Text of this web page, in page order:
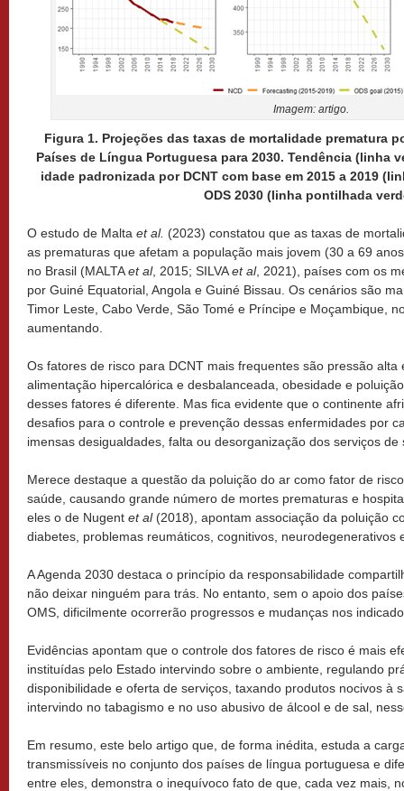
Imagem: artigo.
Figura 1. Projeções das taxas de mortalidade prematura
Países de Língua Portuguesa para 2030. Tendência (linha
idade padronizada por DCNT com base em 2015 a 2019
ODS 2030 (linha pontilhada
O estudo de Malta et al. (2023) constatou que as taxas de
as prematuras que afetam a população mais jovem (30 a 69
no Brasil (MALTAet al, 2015; SILVAet al, 2021), países com os
por Guiné Equatorial, Angola e Guiné Bissau. Os cenários são
Timor Leste, Cabo Verde, São Tomé e Príncipe e Moçambique,
aumentando.
Os fatores de risco para DCNT mais frequentes são pressão alta
alimentação hipercalórica e desbalanceada, obesidade e
desses fatores é diferente. Mas fica evidente que o continente
desafios para o controle e prevenção dessas enfermidades por
imensas desigualdades, falta ou desorganização dos serviços de
Merece destaque a questão da poluição do ar como fator de
saúde, causando grande número de mortes prematuras e
eles o de Nugent et al(2018), apontam associação da poluição
diabetes, problemas reumáticos, cognitivos, neurodegenerativos
A Agenda 2030 destaca o princípio da responsabilidade
não deixar ninguém para trás. No entanto, sem o apoio dos
OMS, dificilmente ocorrerão progressos e mudanças nos
Evidências apontam que o controle dos fatores de risco é mais
instituídas pelo Estado intervindo sobre o ambiente, regulando
disponibilidade e oferta de serviços, taxando produtos nocivos à
intervindo no tabagismo e no uso abusivo de álcool e de sal,
Em resumo, este belo artigo que, de forma inédita, estuda a
transmissíveis no conjunto dos países de língua portuguesa e
entre eles, demonstra o inequívoco fato de que, cada vez mais,